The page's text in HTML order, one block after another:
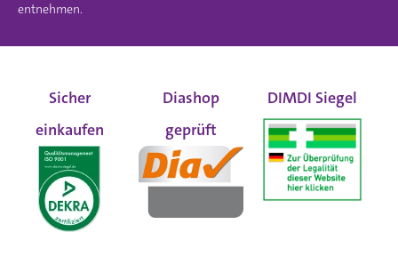
entnehmen.
Sicher
einkaufen
Diashop
geprüft
DIMDI Siegel